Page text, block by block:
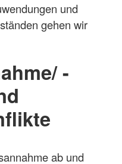
und
gehen wir
-
ab und